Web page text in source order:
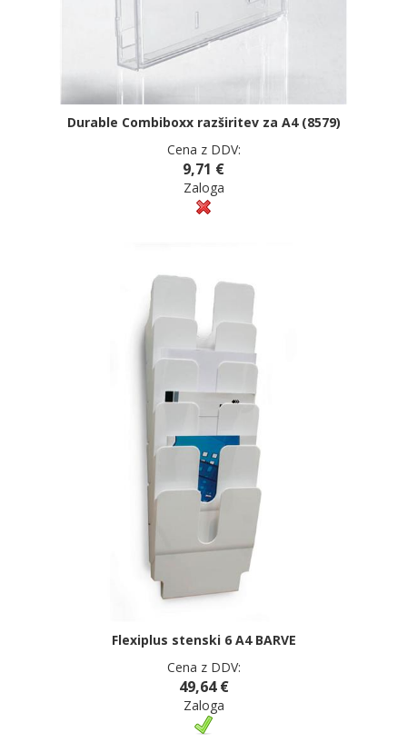
Durable Combiboxx razširitev za A4 (8579)
Cena z DDV:
9,71 €
Zaloga
Flexiplus stenski 6 A4 BARVE
Cena z DDV:
49,64 €
Zaloga